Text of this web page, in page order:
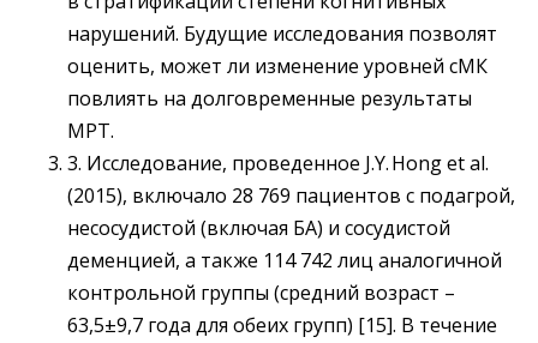
нарушений. Будущие исследования позволят
оценить, может ли изменение уровней сМК
повлиять на долговременные результаты
МРТ.
3. Исследование, проведенное J.Y. Hong et al.
(2015), включало 28 769 пациентов с подагрой,
несосудистой (включая БА) и сосудистой
деменцией, а также 114 742 лиц аналогичной
контрольной группы (средний возраст – ​
63,5±9,7 года для обеих групп) [15]. В течение